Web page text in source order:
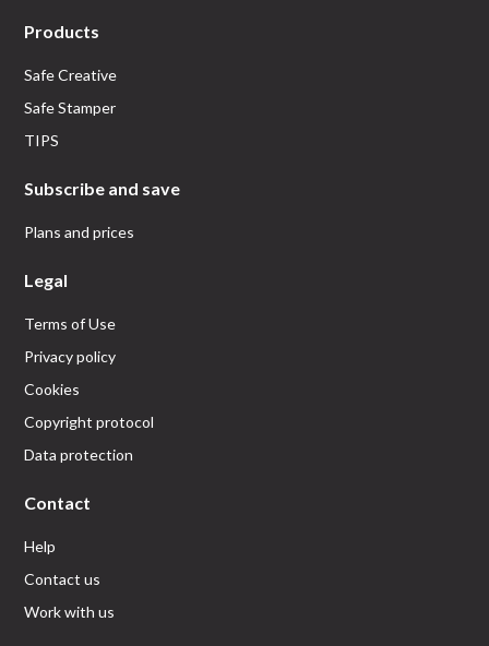
Products
Safe Creative
Safe Stamper
TIPS
Subscribe and save
Plans and prices
Legal
Terms of Use
Privacy policy
Cookies
Copyright protocol
Data protection
Contact
Help
Contact us
Work with us